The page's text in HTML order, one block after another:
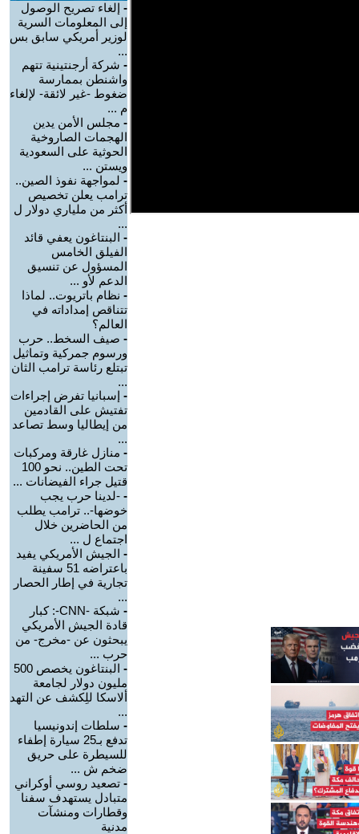
- إلغاء تصريح الوصول
إلى المعلومات السرية
لوزير أمريكي سابق بس
...
- شركة أرجنتينية تتهم
واشنطن بممارسة
ضغوط -غير لائقة- لإلغاء
م ...
- مجلس الأمن يدين
الهجمات الصاروخية
الحوثية على السعودية
ويستن ...
- لمواجهة نفوذ الصين..
ترامب يعلن تخصيص
أكثر من ملياري دولار ل
...
- البنتاغون يعفي قائد
الفيلق الخامس
المسؤول عن تنسيق
الدعم لأو ...
- نظام باتريوت.. لماذا
تتناقص إمداداته في
العالم؟
- صيف السخط.. حرب
ورسوم جمركية وتماثيل
تبتلع رئاسة ترامب الثان
...
- إسبانيا تفرض إجراءات
تفتيش على القادمين
من إيطاليا وسط تصاعد
...
- منازل غارقة ومركبات
تحت الطين.. نحو 100
قتيل جراء الفيضانات ...
- -لدينا حرب يجب
خوضها-.. ترامب يطلب
من الحاضرين خلال
اجتماع ل ...
- الجيش الأمريكي يفيد
باعتراضه 51 سفينة
تجارية في إطار الحصار
...
-
شبكة -CNN-: كبار
قادة الجيش الأمريكي
يبحثون عن -مخرج- من
حرب ...
-
البنتاغون يخصص 500
مليون دولار لجامعة
ألاسكا للِكشف عن التهد
...
- سلطات إندونيسيا
تدفع بـ25 سيارة إطفاء
للسيطرة على حريق
ضخم ش ...
- تصعيد روسي أوكراني
متبادل يستهدف سفنا
وقطارات ومنشآت
مدنية